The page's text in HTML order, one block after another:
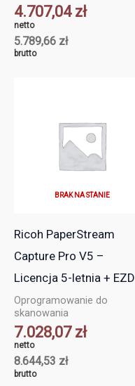
4.707,04 zł
netto
5.789,66 zł
brutto
BRAK NA STANIE
Ricoh PaperStream
Capture Pro V5 –
Licencja 5-letnia + EZD
Oprogramowanie do
skanowania
7.028,07 zł
netto
8.644,53 zł
brutto